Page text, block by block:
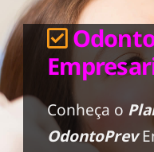
Conheça o
OdontoPrev